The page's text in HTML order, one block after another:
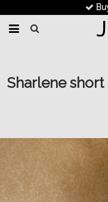
Sharlene